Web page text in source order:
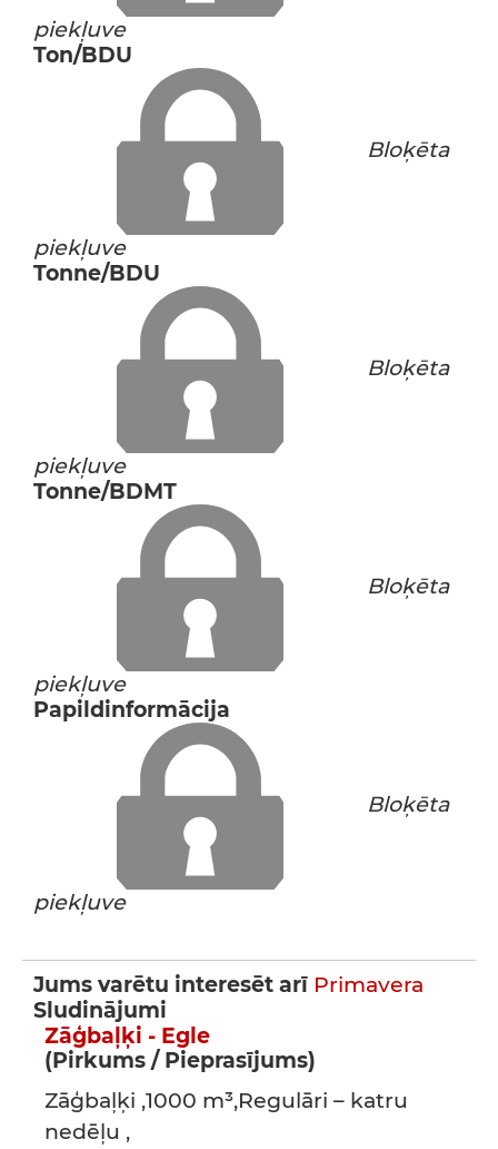
piekļuve
Ton/BDU
Bloķēta
piekļuve
Tonne/BDU
Bloķēta
piekļuve
Tonne/BDMT
Bloķēta
piekļuve
Papildinformācija
Bloķēta
piekļuve
Jums varētu interesēt arī Primavera
Sludinājumi
Zāģbaļķi - Egle
(Pirkums / Pieprasījums)
Zāģbaļķi ,1000 m³,Regulāri – katru
nedēļu ,